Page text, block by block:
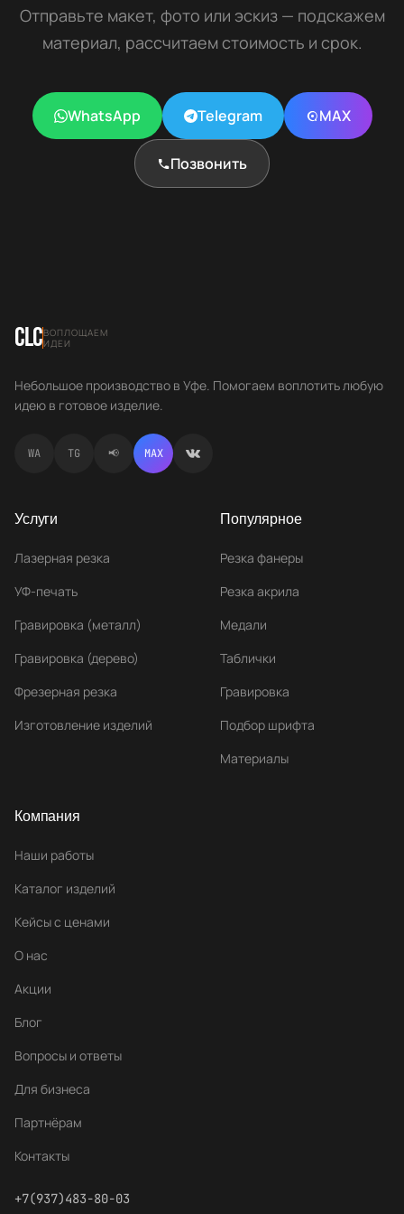
Отправьте макет, фото или эскиз — подскажем
материал, рассчитаем стоимость и срок.
WhatsApp Telegram MAX
Позвонить
CLCВОПЛОЩАЕМ
ИДЕИ
Небольшое производство в Уфе. Помогаем воплотить любую
идею в готовое изделие.
WA TG 📢 MAX
Услуги
Лазерная резка
УФ-печать
Гравировка (металл)
Гравировка (дерево)
Фрезерная резка
Изготовление изделий
Популярное
Резка фанеры
Резка акрила
Медали
Таблички
Гравировка
Подбор шрифта
Материалы
Компания
Наши работы
Каталог изделий
Кейсы с ценами
О нас
Акции
Блог
Вопросы и ответы
Для бизнеса
Партнёрам
Контакты
+7(937)483-80-03